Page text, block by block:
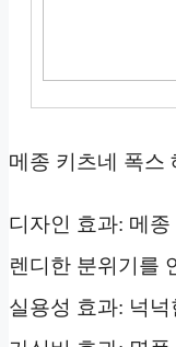
메종 키츠네 폭스
디자인 효과: 메
렌디한 분위기를
실용성 효과: 넉